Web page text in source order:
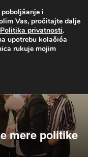
mere politike
i
Vas, pročitajte dalje
Politika privatnosti.
upotrebu kolačića
rukuje mojim